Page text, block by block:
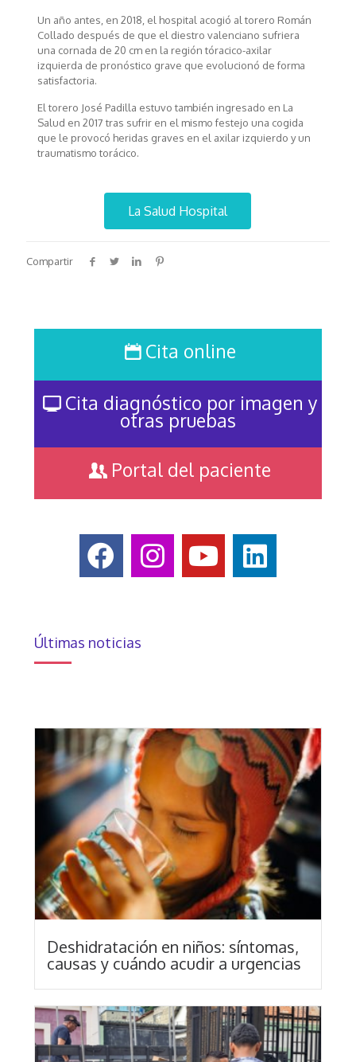
Un año antes, en 2018, el hospital acogió al torero Román
Collado después de que el diestro valenciano sufriera
una cornada de 20 cm en la región tóracico-axilar
izquierda de pronóstico grave que evolucionó de forma
satisfactoria.
El torero José Padilla estuvo también ingresado en La
Salud en 2017 tras sufrir en el mismo festejo una cogida
que le provocó heridas graves en el axilar izquierdo y un
traumatismo torácico.
La Salud Hospital
Compartir
Cita online
Cita diagnóstico por imagen y
otras pruebas
Portal del paciente
Últimas noticias
Deshidratación en niños: síntomas,
causas y cuándo acudir a urgencias